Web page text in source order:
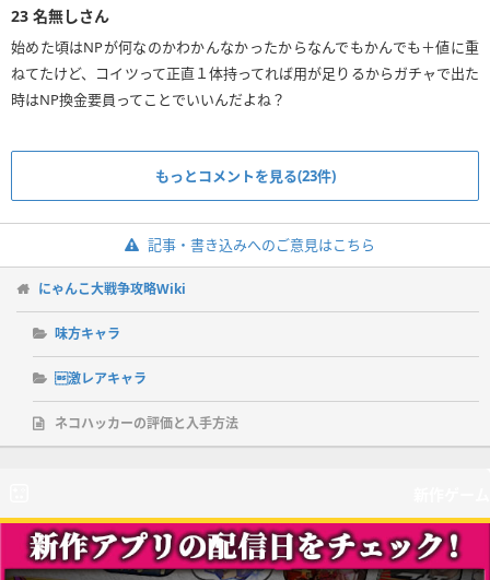
23 名無しさん
始めた頃はNPが何なのかわかんなかったからなんでもかんでも＋値に重
ねてたけど、コイツって正直１体持ってれば用が足りるからガチャで出た
時はNP換金要員ってことでいいんだよね？
もっとコメントを見る(23件)
記事・書き込みへのご意見はこちら
にゃんこ大戦争攻略Wiki
味方キャラ
激レアキャラ
ネコハッカーの評価と入手方法